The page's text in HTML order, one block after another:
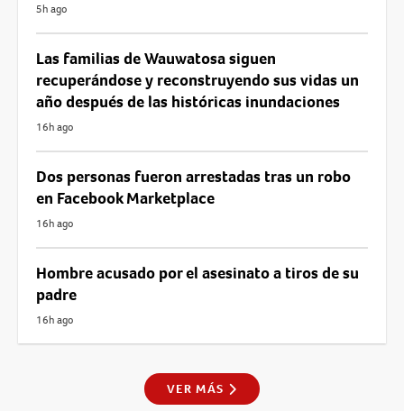
5h ago
Las familias de Wauwatosa siguen
recuperándose y reconstruyendo sus vidas un
año después de las históricas inundaciones
16h ago
Dos personas fueron arrestadas tras un robo
en Facebook Marketplace
16h ago
Hombre acusado por el asesinato a tiros de su
padre
16h ago
VER MÁS